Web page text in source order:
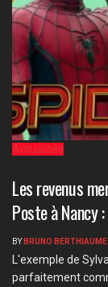
Actualités
Les revenus
Poste à Nancy
BY BRUNO BERTHIAUME
L'exemple de
parfaitement